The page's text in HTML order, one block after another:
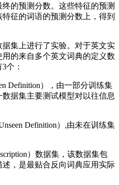
的预测分数。这些特征的预测
征的词语的预测分数上，得到
集上进行了实验。对于英文实
的来自多个英文词典的定义数
个：
），由一部分训练集
据集主要测试模型对以往信息
Definition）,由未在训练集
）数据集，该数据集包
，是最贴合反向词典应用实际